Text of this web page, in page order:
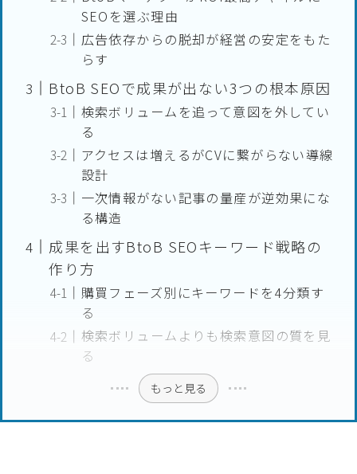
SEOを選ぶ理由
広告依存からの脱却が経営の安定をもた
らす
BtoB SEOで成果が出ない3つの根本原因
検索ボリュームを追って意図を外してい
る
アクセスは増えるがCVに繋がらない導線
設計
一次情報がない記事の量産が逆効果にな
る構造
成果を出すBtoB SEOキーワード戦略の
作り方
購買フェーズ別にキーワードを4分類す
る
検索ボリュームよりも検索意図の質を見
る
もっと見る